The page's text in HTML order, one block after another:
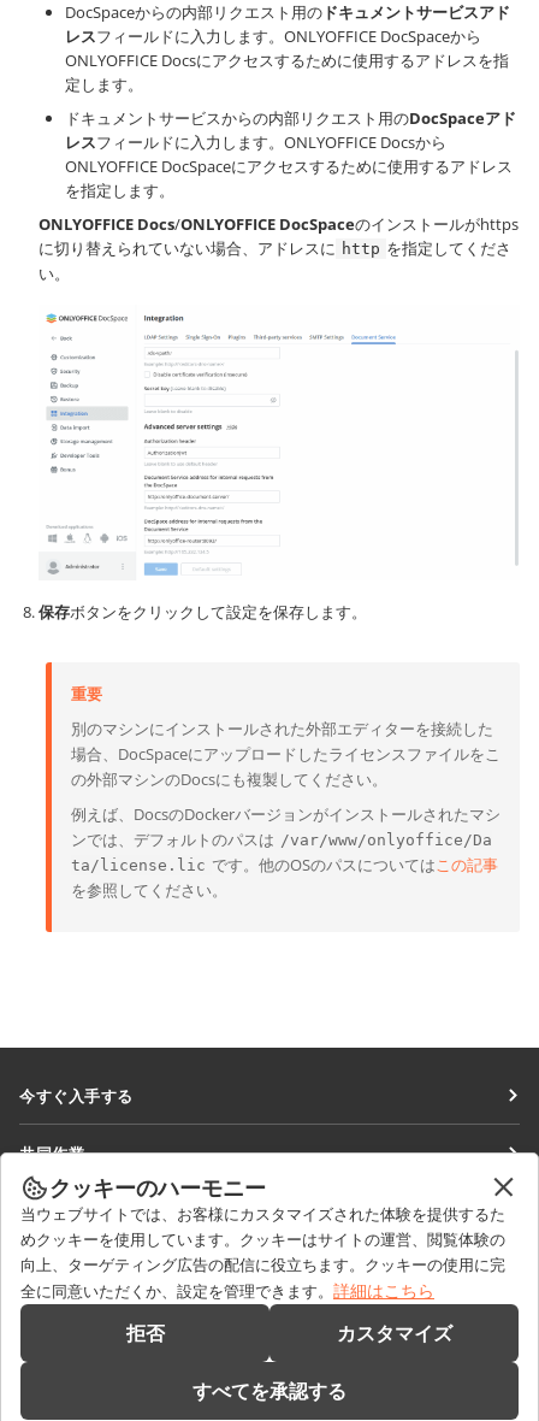
DocSpaceからの内部リクエスト用の ドキュメントサービスアド
レスフィールドに入力します。ONLYOFFICE DocSpaceから
ONLYOFFICE Docsにアクセスするために使用するアドレスを指
定します。
ドキュメントサービスからの内部リクエスト用のDocSpaceアド
レスフィールドに入力します。ONLYOFFICE Docsから
ONLYOFFICE DocSpaceにアクセスするために使用するアドレス
を指定します。
ONLYOFFICE Docs/ONLYOFFICE DocSpaceのインストールがhttps
に切り替えられていない場合、アドレスに http を指定してくださ
い。
保存ボタンをクリックして設定を保存します。
重要
別のマシンにインストールされた外部エディターを接続した
場合、DocSpaceにアップロードしたライセンスファイルをこ
の外部マシンのDocsにも複製してください。
例えば、DocsのDockerバージョンがインストールされたマシ
ンでは、デフォルトのパスは /var/www/onlyoffice/Da
ta/license.lic です。他のOSのパスについては この記事
を参照してください。
今すぐ入手する
DocSpace
Workspace
コネクター
デスクトップアプリ
モバイルアプリ
共同作業
貢献者向け
翻訳者向け
インフルエンサー向け
求人情報
ニュースを見る
ブログ
ヘルプを得る
フォーラム
セールスに関する質問
sales@onlyoffice.com
パートナーシップに関するお問い合わせpartners@onlyoffice.com
クッキーのハーモニー
当ウェブサイトでは、お客様にカスタマイズされた体験を提供するた
めクッキーを使用しています。クッキーはサイトの運営、閲覧体験の
向上、ターゲティング広告の配信に役立ちます。クッキーの使用に完
全に同意いただくか、設定を管理できます。 詳細はこちら
拒否 カスタマイズ
すべてを承認する